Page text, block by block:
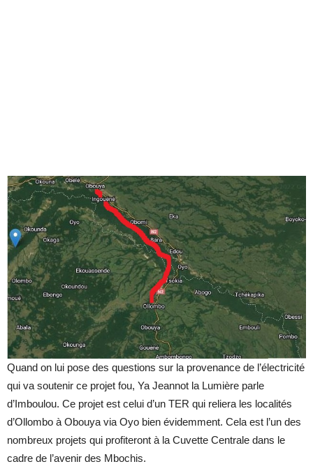
Quand on lui pose des questions sur la provenance de l’électricité
qui va soutenir ce projet fou, Ya Jeannot la Lumière parle
d’Imboulou. Ce projet est celui d’un TER qui reliera les localités
d’Ollombo à Obouya via Oyo bien évidemment. Cela est l’un des
nombreux projets qui profiteront à la Cuvette Centrale dans le
cadre de l’avenir des Mbochis.